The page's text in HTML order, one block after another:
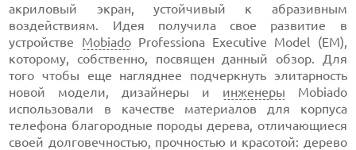
акриловый экран, устойчивый к абразивным
воздействиям. Идея получила свое развитие в
устройстве MobiadoProfessiona Executive Model (EM),
которому, собственно, посвящен данный обзор. Для
того чтобы еще нагляднее подчеркнуть элитарность
новой модели, дизайнеры и инженеры Mobiado
использовали в качестве материалов для корпуса
телефона благородные породы дерева, отличающиеся
своей долговечностью, прочностью и красотой: дерево